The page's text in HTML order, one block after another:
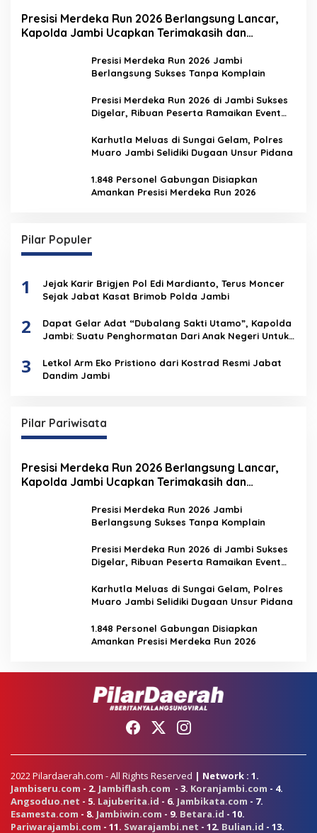
Presisi Merdeka Run 2026 Berlangsung Lancar,
Kapolda Jambi Ucapkan Terimakasih dan
Presisi Merdeka Run 2026 Jambi
Berlangsung Sukses Tanpa Komplain
Presisi Merdeka Run 2026 di Jambi Sukses
Digelar, Ribuan Peserta Ramaikan Event
Karhutla Meluas di Sungai Gelam, Polres
Muaro Jambi Selidiki Dugaan Unsur Pidana
1.848 Personel Gabungan Disiapkan
Amankan Presisi Merdeka Run 2026
Pilar Populer
1
Jejak Karir Brigjen Pol Edi Mardianto, Terus Moncer
Sejak Jabat Kasat Brimob Polda Jambi
2
Dapat Gelar Adat “Dubalang Sakti Utamo”, Kapolda
Jambi: Suatu Penghormatan Dari Anak Negeri Untuk
3
Letkol Arm Eko Pristiono dari Kostrad Resmi Jabat
Dandim Jambi
Pilar Pariwisata
Presisi Merdeka Run 2026 Berlangsung Lancar,
Kapolda Jambi Ucapkan Terimakasih dan
Presisi Merdeka Run 2026 Jambi
Berlangsung Sukses Tanpa Komplain
Presisi Merdeka Run 2026 di Jambi Sukses
Digelar, Ribuan Peserta Ramaikan Event
Karhutla Meluas di Sungai Gelam, Polres
Muaro Jambi Selidiki Dugaan Unsur Pidana
1.848 Personel Gabungan Disiapkan
Amankan Presisi Merdeka Run 2026
2022 Pilardaerah.com - All Rights Reserved | Network : 1.
Jambiseru.com - 2. Jambiflash.com - 3. Koranjambi.com - 4.
Angsoduo.net - 5. Lajuberita.id - 6. Jambikata.com - 7.
Esamesta.com - 8. Jambiwin.com - 9. Betara.id - 10.
Pariwarajambi.com - 11. Swarajambi.net - 12. Bulian.id - 13.